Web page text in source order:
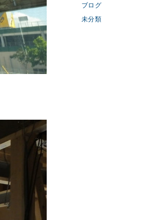
ブログ
未分類